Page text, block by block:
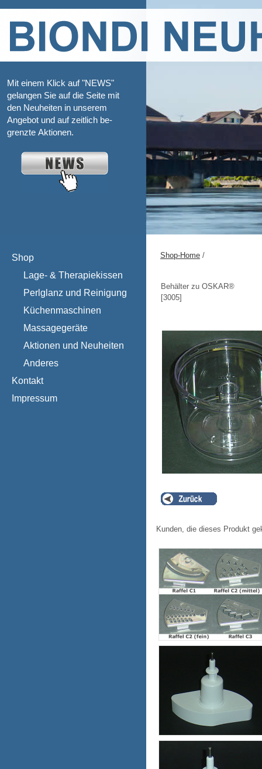
Mit einem Klick auf "NEWS"
gelangen Sie auf die Seite mit
den Neuheiten in unserem
Angebot und auf zeitlich be-
grenzte Aktionen.
Shop
Lage- & Therapiekissen
Perlglanz und Reinigung
Küchenmaschinen
Massagegeräte
Aktionen und Neuheiten
Anderes
Kontakt
Impressum
Shop-Home /
Behälter zu OSKAR®
[3005]
Kunden, die dieses Produkt